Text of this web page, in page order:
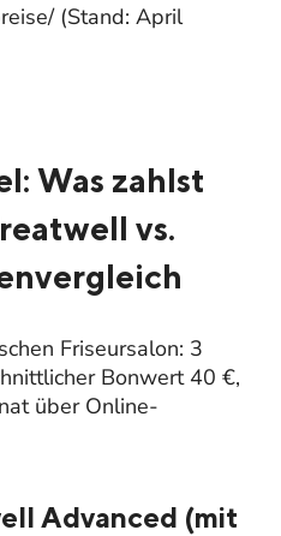
(Stand: April
Was zahlst
vs.
Friseursalon: 3
Bonwert 40 €,
über Online-
Advanced (mit